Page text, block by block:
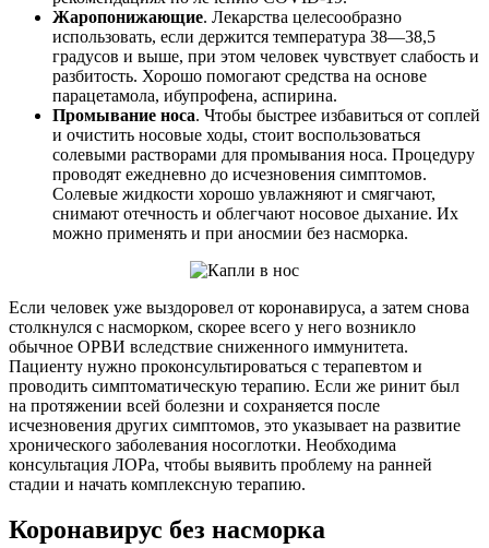
Жаропонижающие. Лекарства целесообразно
использовать, если держится температура 38—38,5
градусов и выше, при этом человек чувствует слабость и
разбитость. Хорошо помогают средства на основе
парацетамола, ибупрофена, аспирина.
Промывание носа. Чтобы быстрее избавиться от соплей
и очистить носовые ходы, стоит воспользоваться
солевыми растворами для промывания носа. Процедуру
проводят ежедневно до исчезновения симптомов.
Солевые жидкости хорошо увлажняют и смягчают,
снимают отечность и облегчают носовое дыхание. Их
можно применять и при аносмии без насморка.
Если человек уже выздоровел от коронавируса, а затем снова
столкнулся с насморком, скорее всего у него возникло
обычное ОРВИ вследствие сниженного иммунитета.
Пациенту нужно проконсультироваться с терапевтом и
проводить симптоматическую терапию. Если же ринит был
на протяжении всей болезни и сохраняется после
исчезновения других симптомов, это указывает на развитие
хронического заболевания носоглотки. Необходима
консультация ЛОРа, чтобы выявить проблему на ранней
стадии и начать комплексную терапию.
Коронавирус без насморка